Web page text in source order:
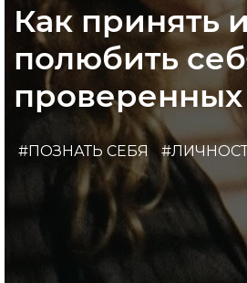
Как принять и
полюбить
#ПОЗНАТЬ СЕБЯ